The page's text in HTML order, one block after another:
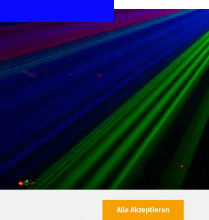
Alle Akzeptieren